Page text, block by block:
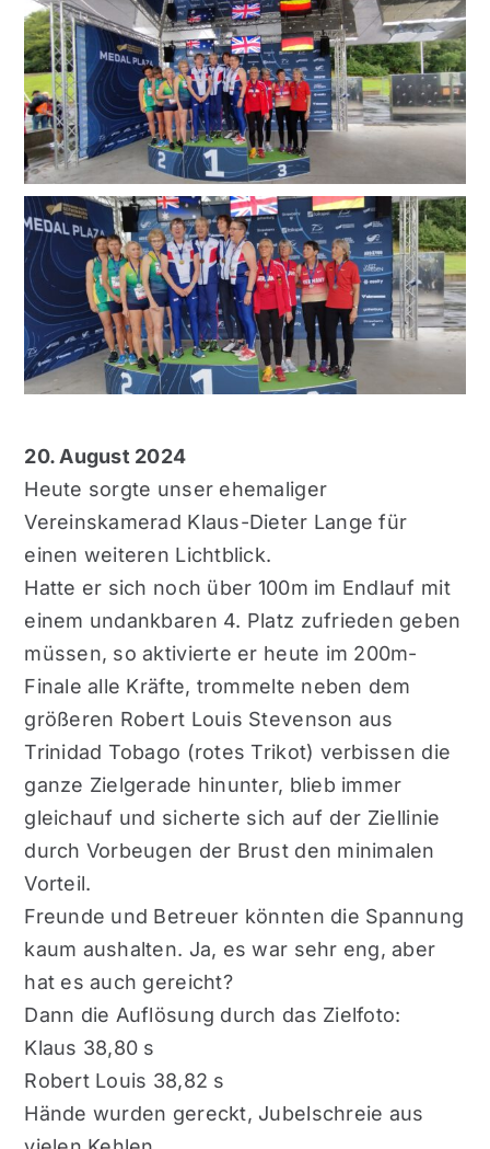
20. August 2024
Heute sorgte unser ehemaliger
Vereinskamerad Klaus-Dieter Lange für
einen weiteren Lichtblick.
Hatte er sich noch über 100m im Endlauf mit
einem undankbaren 4. Platz zufrieden geben
müssen, so aktivierte er heute im 200m-
Finale alle Kräfte, trommelte neben dem
größeren Robert Louis Stevenson aus
Trinidad Tobago (rotes Trikot) verbissen die
ganze Zielgerade hinunter, blieb immer
gleichauf und sicherte sich auf der Ziellinie
durch Vorbeugen der Brust den minimalen
Vorteil.
Freunde und Betreuer könnten die Spannung
kaum aushalten. Ja, es war sehr eng, aber
hat es auch gereicht?
Dann die Auflösung durch das Zielfoto:
Klaus 38,80 s
Robert Louis 38,82 s
Hände wurden gereckt, Jubelschreie aus